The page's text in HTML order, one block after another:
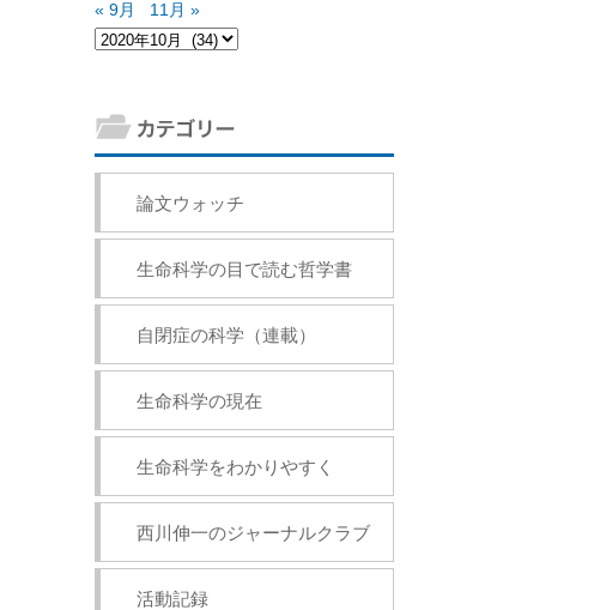
« 9月
11月 »
論文ウォッチ
生命科学の目で読む哲学書
自閉症の科学（連載）
生命科学の現在
生命科学をわかりやすく
西川伸一のジャーナルクラブ
活動記録